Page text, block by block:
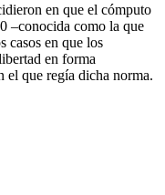
en que el cómputo
–conocida como la que
casos en que los
en forma
el que regía dicha norma.